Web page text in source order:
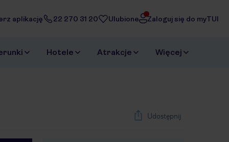
aplikację 22 270 31 20 Ulubione Zaloguj się do myTUI
Hotele Atrakcje Więcej
Udostępnij